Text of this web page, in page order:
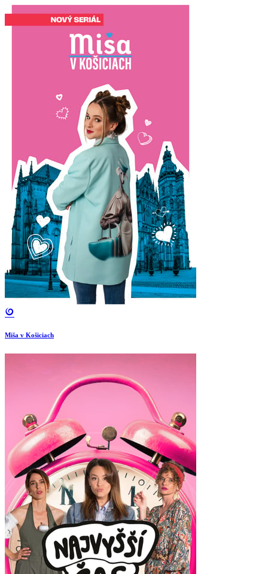
Miša v Košiciach